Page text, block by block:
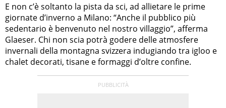
E non c’è soltanto la pista da sci, ad allietare le prime
giornate d’inverno a Milano: “Anche il pubblico più
sedentario è benvenuto nel nostro villaggio”, afferma
Glaeser. Chi non scia potrà godere delle atmosfere
invernali della montagna svizzera indugiando tra igloo e
chalet decorati, tisane e formaggi d’oltre confine.